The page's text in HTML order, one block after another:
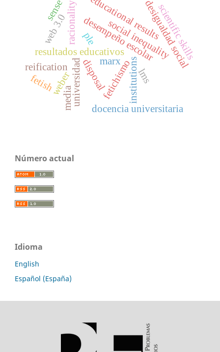
universidad fetichismo
resultados educativos
desempeño escolar
social inequality
desigualdad social
racionality
weber institutions
fetish disposal
reification
marx
educational results
media
scientific skills
ple
lms
web 3.0
docencia universitaria
sense
Número actual
Idioma
English
Español (España)